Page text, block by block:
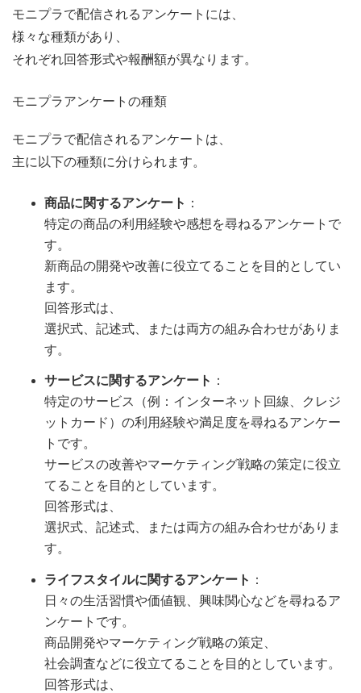
モニプラで配信されるアンケートには、
様々な種類があり、
それぞれ回答形式や報酬額が異なります。
モニプラアンケートの種類
モニプラで配信されるアンケートは、
主に以下の種類に分けられます。
商品に関するアンケート ：
特定の商品の利用経験や感想を尋ねるアンケートで
す。
新商品の開発や改善に役立てることを目的としてい
ます。
回答形式は、
選択式、記述式、または両方の組み合わせがありま
す。
サービスに関するアンケート ：
特定のサービス（例：インターネット回線、クレジ
ットカード）の利用経験や満足度を尋ねるアンケー
トです。
サービスの改善やマーケティング戦略の策定に役立
てることを目的としています。
回答形式は、
選択式、記述式、または両方の組み合わせがありま
す。
ライフスタイルに関するアンケート ：
日々の生活習慣や価値観、興味関心などを尋ねるア
ンケートです。
商品開発やマーケティング戦略の策定、
社会調査などに役立てることを目的としています。
回答形式は、